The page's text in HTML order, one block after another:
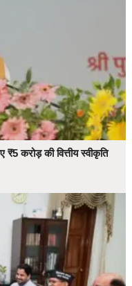
करोड़ की वित्तीय स्वीकृति